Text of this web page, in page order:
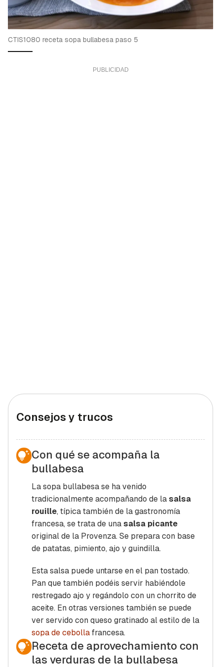
CTIS1080 receta sopa bullabesa paso 5
Consejos y trucos
Con qué se acompaña la
bullabesa
La sopa bullabesa se ha venido
tradicionalmente acompañando de la salsa
rouille, típica también de la gastronomía
francesa, se trata de una salsa picante
original de la Provenza. Se prepara con base
de patatas, pimiento, ajo y guindilla.
Esta salsa puede untarse en el pan tostado.
Pan que también podéis servir habiéndole
restregado ajo y regándolo con un chorrito de
aceite. En otras versiones también se puede
ver servido con queso gratinado al estilo de la
sopa de cebollafrancesa.
Receta de aprovechamiento con
las verduras de la bullabesa